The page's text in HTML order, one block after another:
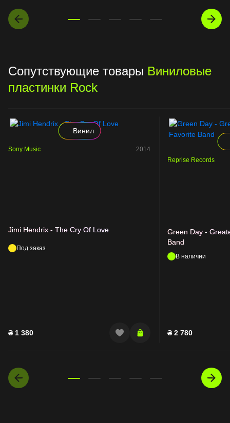
Сопутствующие товары Виниловые
пластинки Rock
Винил
Sony Music 2014
Jimi Hendrix - The Cry Of Love
Под заказ
₴ 1 380
Reprise Records
Green Day -
Band
В наличии
₴ 2 780